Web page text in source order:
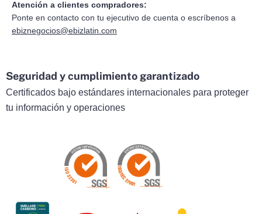
Atención a clientes compradores:
Ponte en contacto con tu ejecutivo de cuenta o escríbenos a
ebiznegocios@ebizlatin.com
Seguridad y cumplimiento garantizado
Certificados bajo estándares internacionales para proteger
tu información y operaciones